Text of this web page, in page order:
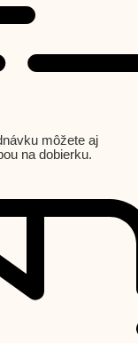
môžete aj
na dobierku.